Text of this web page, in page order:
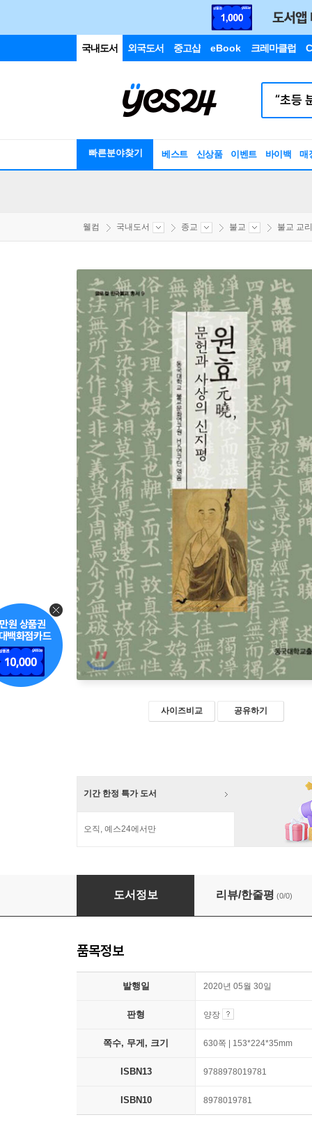
국내도서 외국도서 중고샵 eBook 크레마클럽
빠른분야찾기 베스트 신상품 이벤트 바이백 매
웰컴 국내도서 종교 불교 불교 교
사이즈비교 공유하기
기간 한정 특가 도서
오직, 예스24에서만
원효, 문헌과 사상의 신지평
도서정보 리뷰/한줄평 (0/0)
품목정보
발행일 2020년 05월 30일
판형 양장
쪽수, 무게, 크기 630쪽 | 153*224*35mm
ISBN13 9788978019781
ISBN10 8978019781